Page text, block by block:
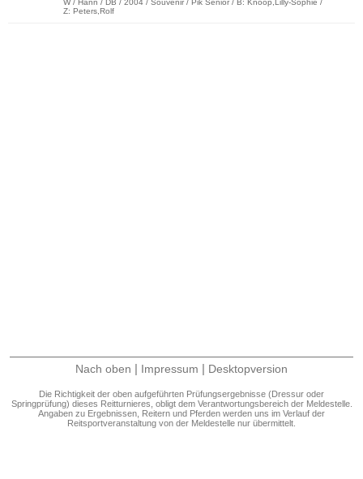
W / Hann / DB / 2004 / Souvenir / Pik Senior / B: Knoop,Lilly-Sophie /
Z: Peters,Rolf
Nach oben Impressum Desktopversion
Die Richtigkeit der oben aufgeführten Prüfungsergebnisse (Dressur oder
Springprüfung) dieses Reitturnieres, obligt dem Verantwortungsbereich der Meldestelle.
Angaben zu Ergebnissen, Reitern und Pferden werden uns im Verlauf der
Reitsportveranstaltung von der Meldestelle nur übermittelt.